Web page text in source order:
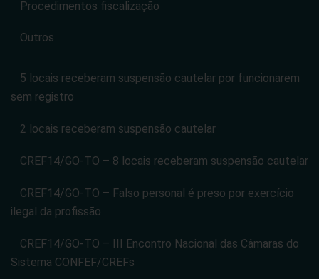
Procedimentos fiscalização
Outros
5 locais receberam suspensão cautelar por funcionarem
sem registro
2 locais receberam suspensão cautelar
CREF14/GO-TO – 8 locais receberam suspensão cautelar
CREF14/GO-TO – Falso personal é preso por exercício
ilegal da profissão
CREF14/GO-TO – III Encontro Nacional das Câmaras do
Sistema CONFEF/CREFs